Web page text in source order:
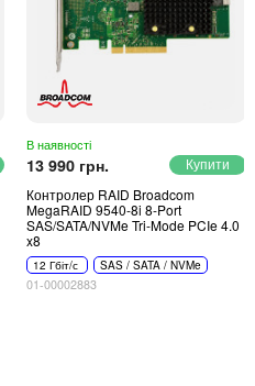
В наявності
13 990 грн.
Контролер RAID Broadcom
MegaRAID 9540-8i 8-Port
SAS/SATA/NVMe Tri-Mode PCIe 4.0
x8
12 Гбіт/с SAS / SATA / NVMe
01-00002883